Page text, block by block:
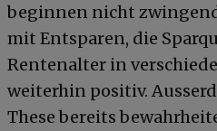
beginnen nicht
mit Entsparen, die
Rentenalter in
weiterhin positiv.
These bereits